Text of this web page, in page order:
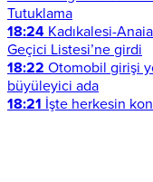
Tutuklama
18:24 Kadıkalesi-
Geçici Listesi’ne girdi
18:22 Otomobil girişi
büyüleyici ada
18:21 İşte herkesin